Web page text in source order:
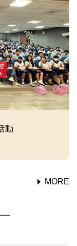
動
MORE